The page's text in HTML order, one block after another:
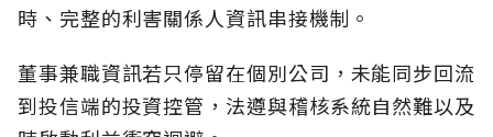
時、完整的利害關係人資訊串接機制。
董事兼職資訊若只停留在個別公司，未能同步回流
到投信端的投資控管，法遵與稽核系統自然難以及